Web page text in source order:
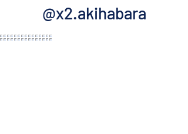
@x2.akihabara